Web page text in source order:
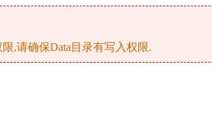
,请确保Data目录有写入权限.